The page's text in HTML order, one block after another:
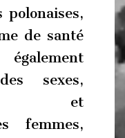
de santé
sexes,
et
femmes,